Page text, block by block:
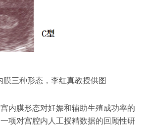
膜三种形态，李红真教授供图
内膜形态对妊娠和辅助生殖成功率的
项对宫腔内人工授精数据的回顾性研